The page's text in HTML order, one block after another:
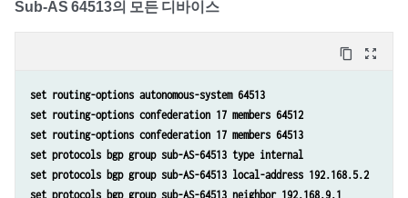
Sub-AS 64513의 모든 디바이스
content_copy zoom_out_map
set routing-options autonomous-system 64513
set routing-options confederation 17 members 64512
set routing-options confederation 17 members 64513
set protocols bgp group sub-AS-64513 type internal
set protocols bgp group sub-AS-64513 local-address 192.168.5.2
set protocols bgp group sub-AS-64513 neighbor 192.168.9.1